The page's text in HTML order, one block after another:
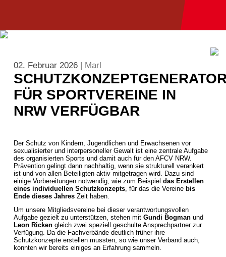
02. Februar 2026 | Marl
FÜR SPORTVEREINE IN
NRW VERFÜGBAR
Der Schutz von Kindern, Jugendlichen und Erwachsenen vor
sexualisierter und interpersoneller Gewalt ist eine zentrale Aufgabe
des organisierten Sports und damit auch für den AFCV NRW.
Prävention gelingt dann nachhaltig, wenn sie strukturell verankert
ist und von allen Beteiligten aktiv mitgetragen wird. Dazu sind
einige Vorbereitungen notwendig, wie zum Beispiel das Erstellen
eines individuellen Schutzkonzepts, für das die Vereine bis
Ende dieses JahresZeit haben.
Um unsere Mitgliedsvereine bei dieser verantwortungsvollen
Aufgabe gezielt zu unterstützen, stehen mitGundi Bogmanund
Leon Rickengleich zwei speziell geschulte Ansprechpartner zur
Verfügung. Da die Fachverbände deutlich früher ihre
Schutzkonzepte erstellen mussten, so wie unser Verband auch,
konnten wir bereits einiges an Erfahrung sammeln.